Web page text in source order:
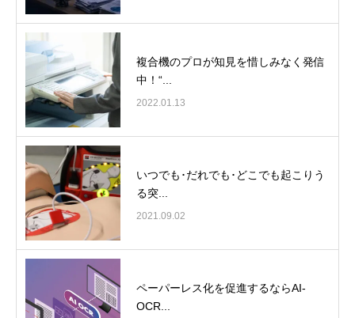
複合機のプロが知見を惜しみなく発信
中！“...
2022.01.13
いつでも･だれでも･どこでも起こりう
る突...
2021.09.02
ペーパーレス化を促進するならAI-
OCR...